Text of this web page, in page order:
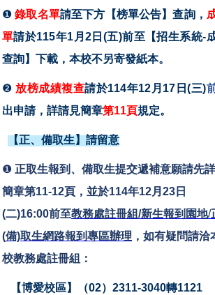
❶ 錄取名單請至下方【榜單公告】查詢，
單請於115年1月2日(五)前至【招生系統-
查詢】下載，本校不另寄發紙本。
❷ 放榜成績複查請於114年12月17日(三)
出申請，詳請見簡章第11頁規定。
【正、備取生】請留意
❶ 正取生報到、備取生提交遞補意願請先
簡章第11-12頁，並於114年12月23日
(二)16:00前至教務處註冊組/新生報到園地/
(備)取生網路報到專區辦理 ，如有疑問請洽
校教務處註冊組：
【博愛校區】（02）2311-3040轉1121